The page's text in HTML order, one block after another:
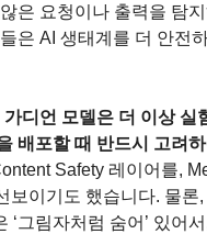
은 요청이나 출력을 탐
은 AI 생태계를 더 안전
가디언 모델은 더 이상 실
배포할 때 반드시 고려
Safety 레이어를,
보이기도 했습니다. 물
‘그림자처럼 숨어’ 있어